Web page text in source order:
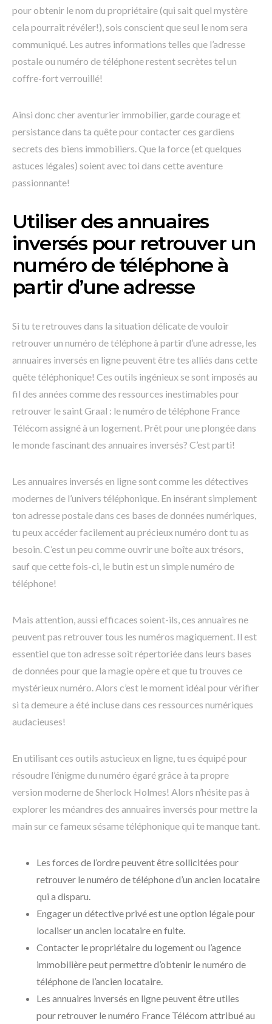
pour obtenir le nom du propriétaire (qui sait quel mystère
cela pourrait révéler!), sois conscient que seul le nom sera
communiqué. Les autres informations telles que l’adresse
postale ou numéro de téléphone restent secrètes tel un
coffre-fort verrouillé!
Ainsi donc cher aventurier immobilier, garde courage et
persistance dans ta quête pour contacter ces gardiens
secrets des biens immobiliers. Que la force (et quelques
astuces légales) soient avec toi dans cette aventure
passionnante!
Utiliser des annuaires
inversés pour retrouver un
numéro de téléphone à
partir d’une adresse
Si tu te retrouves dans la situation délicate de vouloir
retrouver un numéro de téléphone à partir d’une adresse, les
annuaires inversés en ligne peuvent être tes alliés dans cette
quête téléphonique! Ces outils ingénieux se sont imposés au
fil des années comme des ressources inestimables pour
retrouver le saint Graal : le numéro de téléphone France
Télécom assigné à un logement. Prêt pour une plongée dans
le monde fascinant des annuaires inversés? C’est parti!
Les annuaires inversés en ligne sont comme les détectives
modernes de l’univers téléphonique. En insérant simplement
ton adresse postale dans ces bases de données numériques,
tu peux accéder facilement au précieux numéro dont tu as
besoin. C’est un peu comme ouvrir une boîte aux trésors,
sauf que cette fois-ci, le butin est un simple numéro de
téléphone!
Mais attention, aussi efficaces soient-ils, ces annuaires ne
peuvent pas retrouver tous les numéros magiquement. Il est
essentiel que ton adresse soit répertoriée dans leurs bases
de données pour que la magie opère et que tu trouves ce
mystérieux numéro. Alors c’est le moment idéal pour vérifier
si ta demeure a été incluse dans ces ressources numériques
audacieuses!
En utilisant ces outils astucieux en ligne, tu es équipé pour
résoudre l’énigme du numéro égaré grâce à ta propre
version moderne de Sherlock Holmes! Alors n’hésite pas à
explorer les méandres des annuaires inversés pour mettre la
main sur ce fameux sésame téléphonique qui te manque tant.
Les forces de l’ordre peuvent être sollicitées pour
retrouver le numéro de téléphone d’un ancien locataire
qui a disparu.
Engager un détective privé est une option légale pour
localiser un ancien locataire en fuite.
Contacter le propriétaire du logement ou l’agence
immobilière peut permettre d’obtenir le numéro de
téléphone de l’ancien locataire.
Les annuaires inversés en ligne peuvent être utiles
pour retrouver le numéro France Télécom attribué au